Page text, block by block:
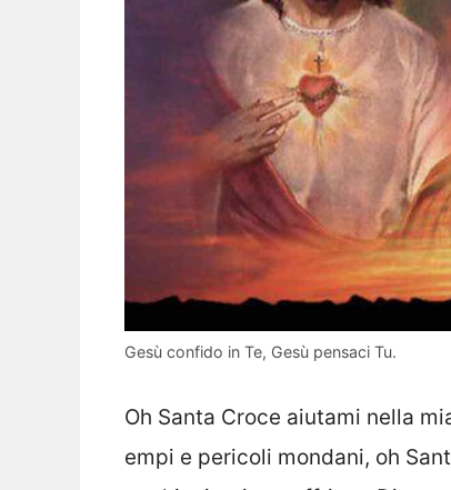
Gesù confido in Te, Gesù pensaci Tu.
Oh Santa Croce aiutami nella
empi e pericoli mondani, oh